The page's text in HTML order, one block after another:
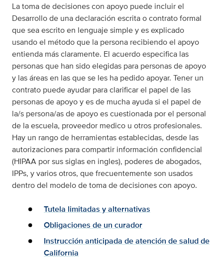
La toma de decisiones con apoyo puede incluir el
Desarrollo de una declaración escrita o contrato formal
que sea escrito en lenguaje simple y es explicado
usando el método que la persona recibiendo el apoyo
entienda más claramente. El acuerdo especifica las
personas que han sido elegidas para personas de apoyo
y las áreas en las que se les ha pedido apoyar. Tener un
contrato puede ayudar para clarificar el papel de las
personas de apoyo y es de mucha ayuda si el papel de
la/s persona/as de apoyo es cuestionada por el personal
de la escuela, proveedor medico u otros profesionales.
Hay un rango de herramientas establecidas, desde las
autorizaciones para compartir información confidencial
(HIPAA por sus siglas en ingles), poderes de abogados,
IPPs, y varios otros, que frecuentemente son usados
dentro del modelo de toma de decisiones con apoyo.
Tutela limitadas y alternativas
Obligaciones de un curador
Instrucción anticipada de atención de salud de
California